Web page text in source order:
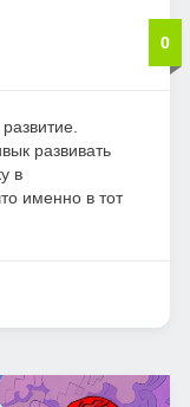
0
развивать
в
именно в тот